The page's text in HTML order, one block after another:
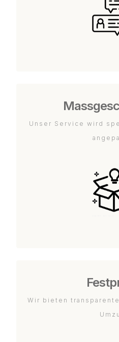
Unser Service wird
Wir bieten